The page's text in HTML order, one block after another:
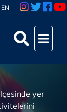
EN
yer